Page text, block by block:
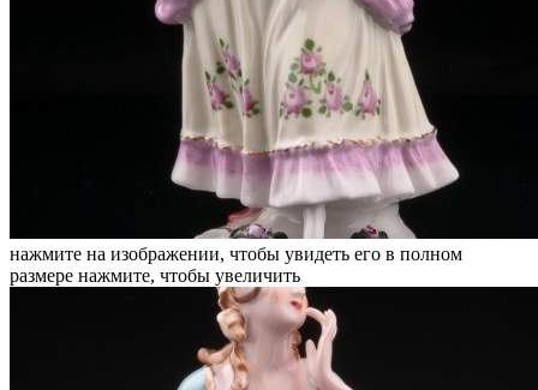
нажмите на изображении, чтобы увидеть его в полном
размере нажмите, чтобы увеличить